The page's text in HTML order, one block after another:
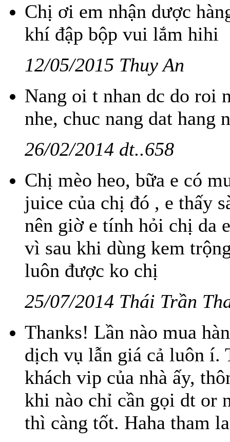
Chị ơi em nhận dược
khí đập bộp vui lắm hihi
12/05/2015 Thuy An
Nang oi t nhan dc do roi
nhe, chuc nang dat hang
26/02/2014 dt..658
Chị mèo heo, bữa e có
juice của chị đó , e thấy
nên giờ e tính hỏi chị da
vì sau khi dùng kem
luôn được ko chị
25/07/2014 Thái Trần
Thanks! Lần nào mua
dịch vụ lẫn giá cả luôn í.
khách vip của nhà ấy,
khi nào chỉ cần gọi dt or
thì càng tốt. Haha tham